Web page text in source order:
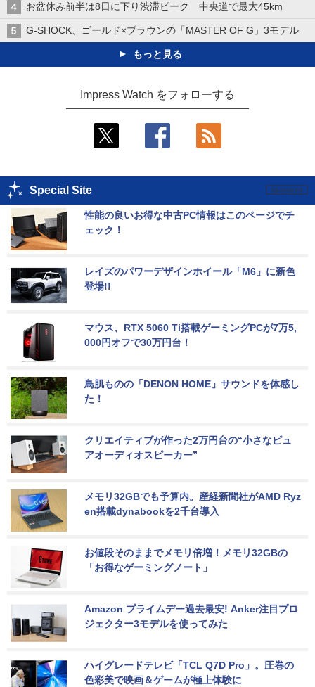
お盆休み前半は8日に下り渋滞ピーク 中央道で最大45km
G-SHOCK、ゴールド×ブラウンの「MASTER OF G」3モデル
もっと見る
Impress Watch をフォローする
Special Site
性能の良いお得な中古PC情報はこのページでチ
ェック！
レイズのパワーデザインホイール「M6」に新色
登場!!
マウス、RTX 5060 Ti搭載ゲーミングPCが7万5,
000円オフで30万円台！
鳥肌ものの「DENON HOME」サウンドを体感し
た！
クリエイティブが作った2万円台の“小さなピュ
アオーディオスピーカー”
メモリ32GBでも予算内。産経新聞社がAMD Ryz
en搭載dynabookを2千台導入
お値段そのままでメモリ倍増！メモリ32GBの
「お得なゲーミングノート」
Amazon プライムデー過去最安! Anker注目プロ
ジェクター3モデルを使ってみた
ハイグレードテレビ「TCL Q7D Pro」。圧巻の
色彩美で映画＆ゲームが極上体験に